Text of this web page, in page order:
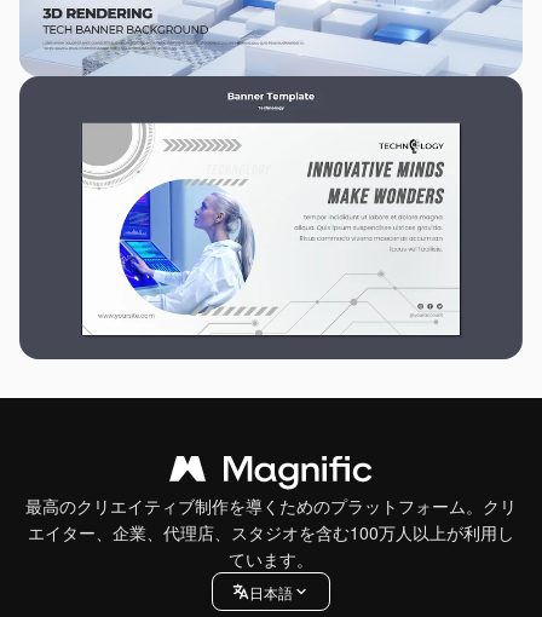
最高のクリエイティブ制作を導くためのプラットフォーム。クリ
エイター、企業、代理店、スタジオを含む100万人以上が利用し
ています。
日本語